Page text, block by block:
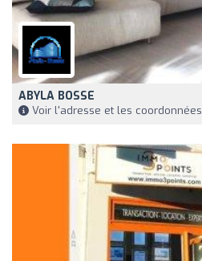
ABYLA BOSSE
Voir l'adresse et les coordonnées